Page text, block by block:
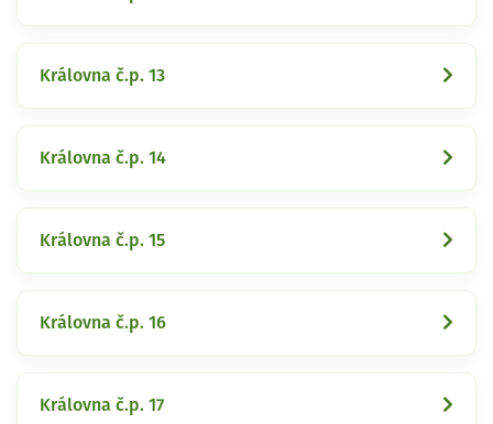
Královna č.p. 13
Královna č.p. 14
Královna č.p. 15
Královna č.p. 16
Královna č.p. 17